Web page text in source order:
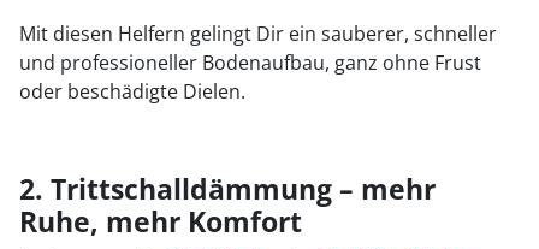
Mit diesen Helfern gelingt Dir ein sauberer, schneller
und professioneller Bodenaufbau, ganz ohne Frust
oder beschädigte Dielen.
2. Trittschalldämmung – mehr
Ruhe, mehr Komfort